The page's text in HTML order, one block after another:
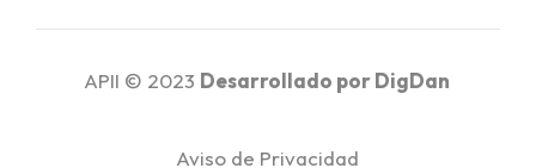
APII © 2023 Desarrollado porDigDan
Aviso de Privacidad